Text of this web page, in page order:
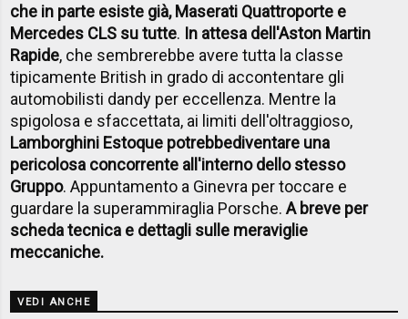
che in parte esiste già, Maserati Quattroporte e
Mercedes CLS su tutte. In attesa dell'Aston Martin
Rapide, che sembrerebbe avere tutta la classe
tipicamente British in grado di accontentare gli
automobilisti dandy per eccellenza. Mentre la
spigolosa e sfaccettata, ai limiti dell'oltraggioso,
Lamborghini Estoque potrebbediventare una
pericolosa concorrente all'interno dello stesso
Gruppo. Appuntamento a Ginevra per toccare e
guardare la superammiraglia Porsche.A breve per
scheda tecnica e dettagli sulle meraviglie
meccaniche.
VEDI ANCHE